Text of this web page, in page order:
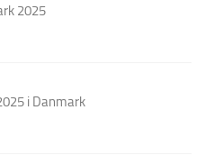
2025
i Danmark